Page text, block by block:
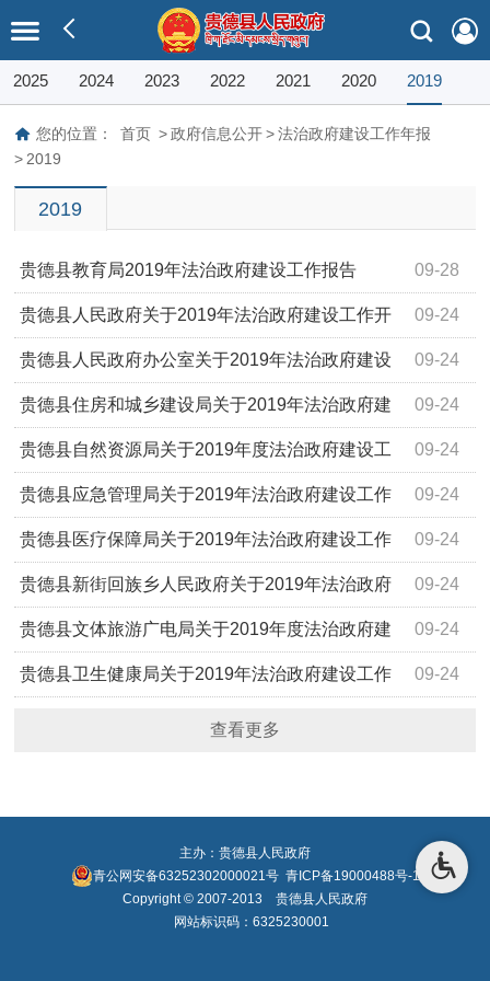
2025 2024 2023 2022 2021 2020 2019
您的位置： 首页 > 政府信息公开 > 法治政府建设工作年报
> 2019
2019
09-28
贵德县教育局2019年法治政府建设工作报告
09-24
贵德县人民政府关于2019年法治政府建设工作开
展情况的报告 09-24
贵德县人民政府办公室关于2019年法治政府建设
工作开展情况的报告 09-24
贵德县住房和城乡建设局关于2019年法治政府建
设工作情况的报告 09-24
贵德县自然资源局关于2019年度法治政府建设工
作情况的报告 09-24
贵德县应急管理局关于2019年法治政府建设工作
情况的报告 09-24
贵德县医疗保障局关于2019年法治政府建设工作
情况的报告 09-24
贵德县新街回族乡人民政府关于2019年法治政府
建设工作情况的报告 09-24
贵德县文体旅游广电局关于2019年度法治政府建
设工作情况的报告 09-24
贵德县卫生健康局关于2019年法治政府建设工作
查看更多
主办：贵德县人民政府
青公网安备63252302000021号 青ICP备19000488号-1
Copyright © 2007-2013 贵德县人民政府
网站标识码：6325230001